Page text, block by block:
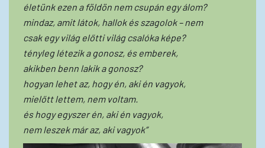
életünk ezen a földön nem csupán egy álom?
mindaz, amit látok, hallok és szagolok – nem
csak egy világ előtti világ csalóka képe?
tényleg létezik a gonosz, és emberek,
akikben benn lakik a gonosz?
hogyan lehet az, hogy én, aki én vagyok,
mielőtt lettem, nem voltam.
és hogy egyszer én, aki én vagyok,
nem leszek már az, aki vagyok”